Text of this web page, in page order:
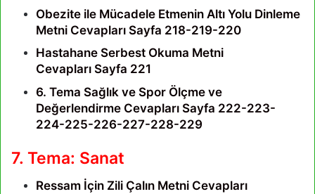
Obezite ile Mücadele Etmenin Altı Yolu Dinleme
Metni Cevapları Sayfa 218-219-220
Hastahane Serbest Okuma Metni
Cevapları Sayfa 221
6. Tema Sağlık ve Spor Ölçme ve
Değerlendirme Cevapları Sayfa 222-223-
224-225-226-227-228-229
7. Tema: Sanat
Ressam İçin Zili Çalın Metni Cevapları